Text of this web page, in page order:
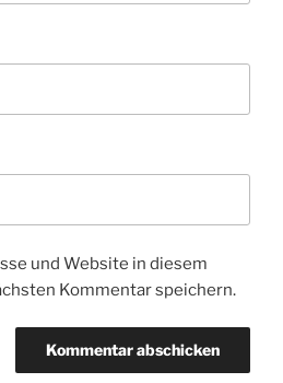
und Website in diesem
Kommentar speichern.